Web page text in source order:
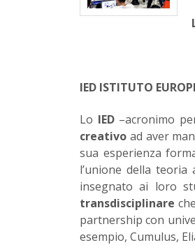
IED ISTITUTO
Lo IED–acronimo
creativo ad aver
sua esperienza
l’unione della
insegnato ai loro
transdisciplinare
partnership con
esempio, Cumulus,